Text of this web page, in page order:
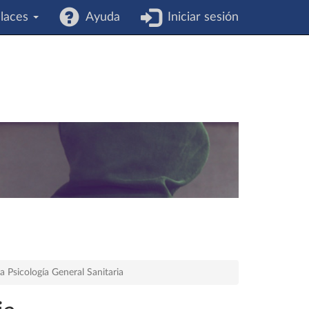
Ayuda Iniciar sesión
Psicología General Sanitaria